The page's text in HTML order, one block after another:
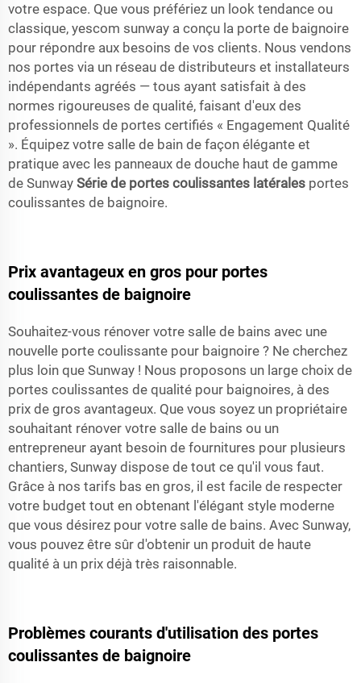
votre espace. Que vous préfériez un look tendance ou
classique, yescom sunway a conçu la porte de baignoire
pour répondre aux besoins de vos clients. Nous vendons
nos portes via un réseau de distributeurs et installateurs
indépendants agréés — tous ayant satisfait à des
normes rigoureuses de qualité, faisant d'eux des
professionnels de portes certifiés « Engagement Qualité
». Équipez votre salle de bain de façon élégante et
pratique avec les panneaux de douche haut de gamme
de Sunway Série de portes coulissantes latérales portes
coulissantes de baignoire.
Prix ​​avantageux en gros pour portes
coulissantes de baignoire
Souhaitez-vous rénover votre salle de bains avec une
nouvelle porte coulissante pour baignoire ? Ne cherchez
plus loin que Sunway ! Nous proposons un large choix de
portes coulissantes de qualité pour baignoires, à des
prix de gros avantageux. Que vous soyez un propriétaire
souhaitant rénover votre salle de bains ou un
entrepreneur ayant besoin de fournitures pour plusieurs
chantiers, Sunway dispose de tout ce qu'il vous faut.
Grâce à nos tarifs bas en gros, il est facile de respecter
votre budget tout en obtenant l'élégant style moderne
que vous désirez pour votre salle de bains. Avec Sunway,
vous pouvez être sûr d'obtenir un produit de haute
qualité à un prix déjà très raisonnable.
Problèmes courants d'utilisation des portes
coulissantes de baignoire